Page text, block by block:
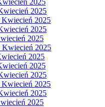
2025
2025
Kwiecień 2025
2025
2025
Kwiecień 2025
2025
2025
2025
Kwiecień 2025
2025
2025